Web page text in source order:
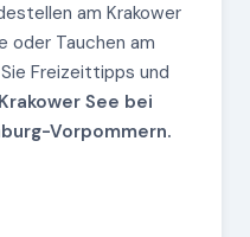
am Krakower
oder Tauchen am
Freizeittipps und
Krakower See bei
Vorpommern.